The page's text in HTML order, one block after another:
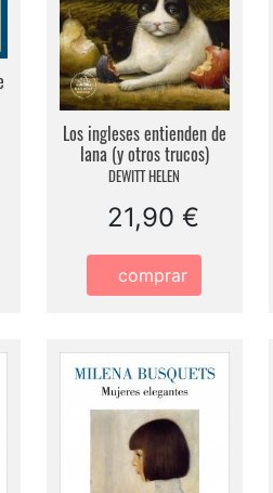
Los ingleses entienden de
lana (y otros trucos)
DEWITT HELEN
21,90 €
comprar